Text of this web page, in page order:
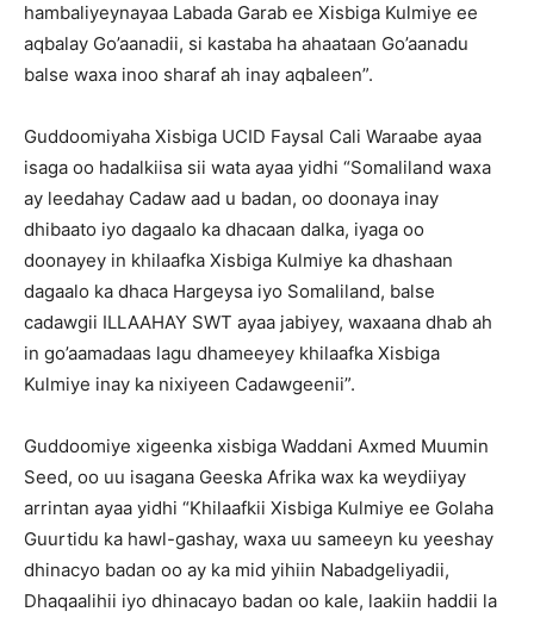
hambaliyeynayaa Labada Garab ee Xisbiga Kulmiye ee
aqbalay Go’aanadii, si kastaba ha ahaataan Go’aanadu
balse waxa inoo sharaf ah inay aqbaleen”.
Guddoomiyaha Xisbiga UCID Faysal Cali Waraabe ayaa
isaga oo hadalkiisa sii wata ayaa yidhi “Somaliland waxa
ay leedahay Cadaw aad u badan, oo doonaya inay
dhibaato iyo dagaalo ka dhacaan dalka, iyaga oo
doonayey in khilaafka Xisbiga Kulmiye ka dhashaan
dagaalo ka dhaca Hargeysa iyo Somaliland, balse
cadawgii ILLAAHAY SWT ayaa jabiyey, waxaana dhab ah
in go’aamadaas lagu dhameeyey khilaafka Xisbiga
Kulmiye inay ka nixiyeen Cadawgeenii”.
Guddoomiye xigeenka xisbiga Waddani Axmed Muumin
Seed, oo uu isagana Geeska Afrika wax ka weydiiyay
arrintan ayaa yidhi “Khilaafkii Xisbiga Kulmiye ee Golaha
Guurtidu ka hawl-gashay, waxa uu sameeyn ku yeeshay
dhinacyo badan oo ay ka mid yihiin Nabadgeliyadii,
Dhaqaalihii iyo dhinacayo badan oo kale, laakiin haddii la